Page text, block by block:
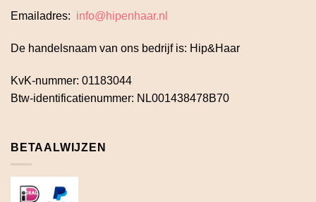
Emailadres: info@hipenhaar.nl
De handelsnaam van ons bedrijf is: Hip&Haar
KvK-nummer: 01183044
Btw-identificatienummer: NL001438478B70
BETAALWIJZEN